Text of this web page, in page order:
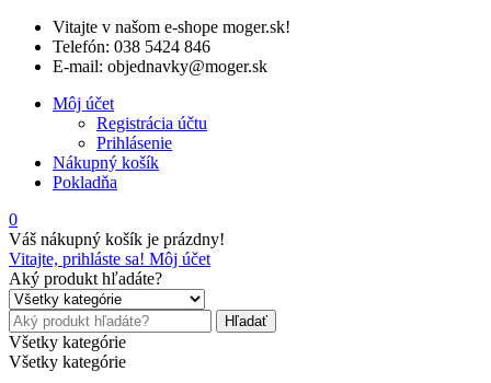
Vitajte v našom e-shope moger.sk!
Telefón: 038 5424 846
E-mail: objednavky@moger.sk
Môj účet
Registrácia účtu
Prihlásenie
Nákupný košík
Pokladňa
0
Váš nákupný košík je prázdny!
Vitajte, prihláste sa! Môj účet
Aký produkt hľadáte?
Hľadať
Všetky kategórie
Všetky kategórie